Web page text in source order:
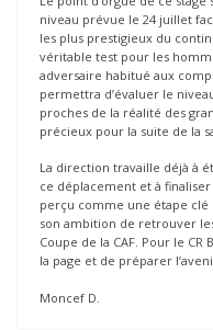
niveau prévue le 24 juillet
les plus prestigieux du
véritable test pour les
adversaire habitué aux
permettra d’évaluer le
proches de la réalité des
précieux pour la suite de la
La direction travaille déjà à
ce déplacement et à
perçu comme une étape clé
son ambition de retrouver
Coupe de la CAF. Pour le
la page et de préparer
Moncef D.